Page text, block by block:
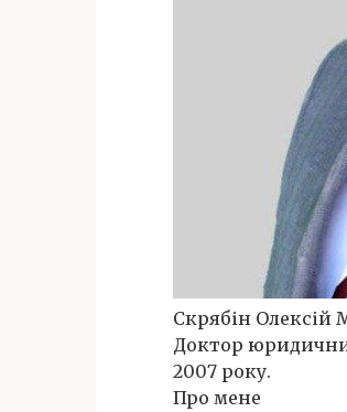
Скрябін Олексій
Доктор
2007 року.
Про мене